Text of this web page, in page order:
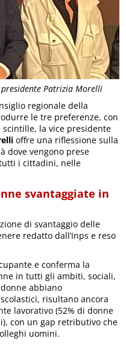
presidente Patrizia Morelli
regionale della
le tre preferenze, con
la vice presidente
offre una riflessione sulla
dove vengono prese
i cittadini, nelle
svantaggiate in
di svantaggio delle
redatto dall’Inps e reso
e conferma la
in tutti gli ambiti, sociali,
abbiano
risultano ancora
lavorativo (52% di donne
con un gap retributivo che
uomini.